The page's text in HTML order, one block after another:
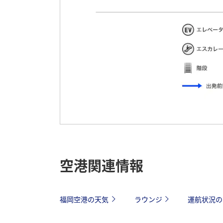
空港関連情報
福岡空港の天気 ラウンジ 運航状況